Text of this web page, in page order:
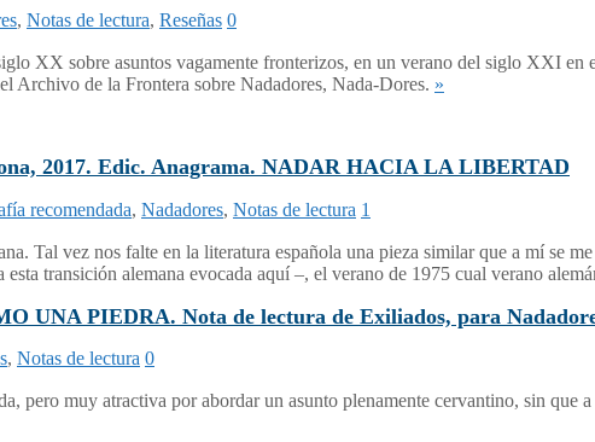
, Notas de lectura, Reseñas 0
XX sobre asuntos vagamente fronterizos, en un verano del siglo XXI
Archivo de la Frontera sobre Nadadores, Nada-Dores. »
2017. Edic. Anagrama. NADAR HACIA LA LIBERTAD
recomendada, Nadadores, Notas de lectura 1
Tal vez nos falte en la literatura española una pieza similar que a mí se
esta transición alemana evocada aquí –, el verano de 1975 cual verano
UNA PIEDRA. Nota de lectura de Exiliados, para
, Notas de lectura 0
pero muy atractiva por abordar un asunto plenamente cervantino, sin